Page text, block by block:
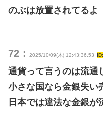
のぶは放置されてるよ
72： 2025/10/09(木) 12:43:36.53
通貨って言うのは流通
小さな国なら金銀失い
日本では違法な金銀